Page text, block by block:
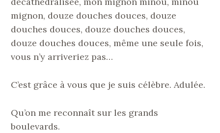
mignon, douze douches douces, douze
douches douces, douze douches douces,
douze douches douces, même une seule fois,
vous n’y arriveriez pas…
C’est grâce à vous que je suis célèbre. Adulée.
Qu’on me reconnaît sur les grands
boulevards.